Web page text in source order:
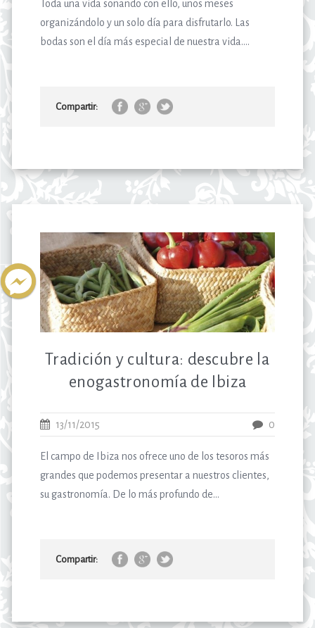
Toda una vida soñando con ello, unos meses
organizándolo y un solo día para disfrutarlo. Las
bodas son el día más especial de nuestra vida....
Compartir:
Tradición y cultura: descubre la
enogastronomía de Ibiza
13/11/2015 0
El campo de Ibiza nos ofrece uno de los tesoros más
grandes que podemos presentar a nuestros clientes,
su gastronomía. De lo más profundo de...
Compartir: